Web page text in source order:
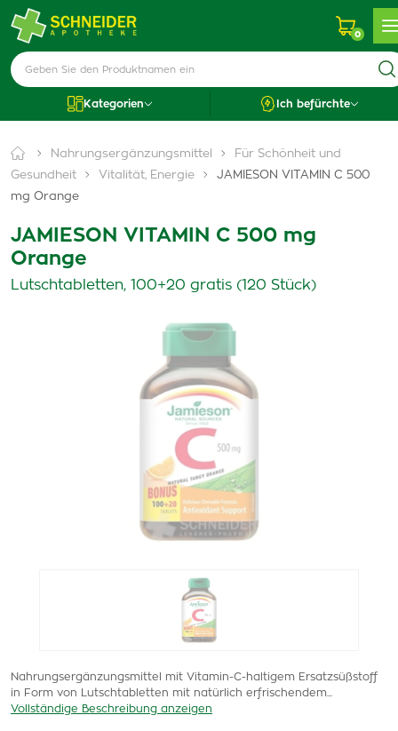
0
Kategorien Ich befürchte
Nahrungsergänzungsmittel
Für Schönheit und
Gesundheit
Vitalität, Energie
JAMIESON VITAMIN C 500
mg Orange
JAMIESON VITAMIN C 500 mg
Orange
Lutschtabletten, 100+20 gratis (120 Stück)
Nahrungsergänzungsmittel mit Vitamin-C-haltigem Ersatzsüßstoff
in Form von Lutschtabletten mit natürlich erfrischendem...
Vollständige Beschreibung anzeigen